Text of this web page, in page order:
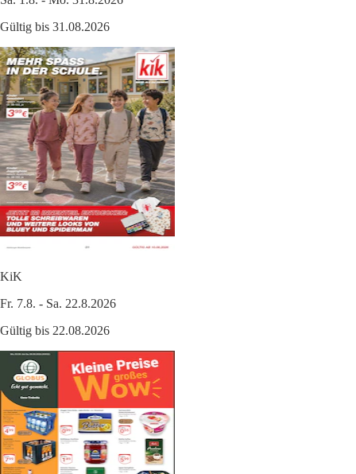
Gültig bis 31.08.2026
KiK
Fr. 7.8. - Sa. 22.8.2026
Gültig bis 22.08.2026